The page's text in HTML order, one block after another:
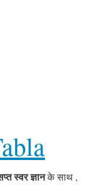
स्वर ज्ञानके साथ ,